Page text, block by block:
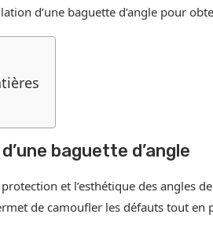
d’une baguette d’angle pour
baguette d’angle
et l’esthétique des angles
de camoufler les défauts tout